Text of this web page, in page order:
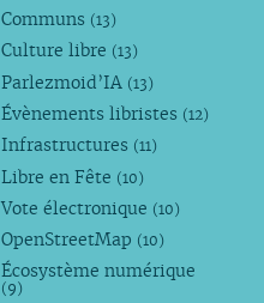
Communs (13)
Culture libre (13)
Parlezmoid’IA (13)
Évènements libristes (12)
Infrastructures (11)
Libre en Fête (10)
Vote électronique (10)
OpenStreetMap (10)
Écosystème numérique
(9)